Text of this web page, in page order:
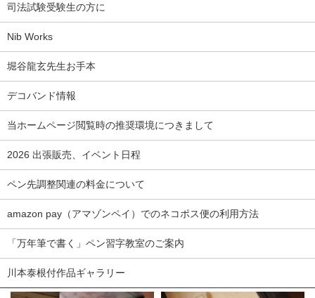
司法試験受験生の方に
Nib Works
堀谷龍玄先生お手本
デコバンド情報
当ホームページ閲覧時の推奨環境につきまして
2026 出張販売、イベント日程
ペン先調整関連の料金について
amazon pay（アマゾンペイ）でのネコポス便の利用方法
「万年筆で書く」ペン習字教室のご案内
川本泰根付作品ギャラリー